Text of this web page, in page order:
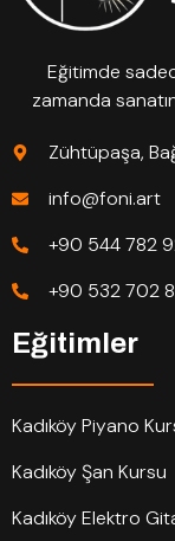
Eğitimde
zamanda
Zühtüpaşa,
info@foni.art
+90 544 782
+90 532 702
Eğitimler
Kadıköy Piyano
Kadıköy Şan Kursu
Kadıköy Elektro